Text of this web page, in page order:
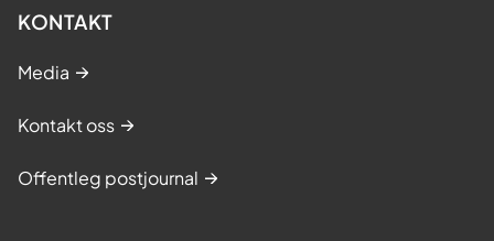
KONTAKT
Media
Kontakt oss
Offentleg postjournal